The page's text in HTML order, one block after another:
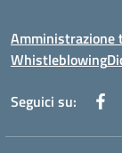
Amministrazione
Whistleblowing
Seguici su: